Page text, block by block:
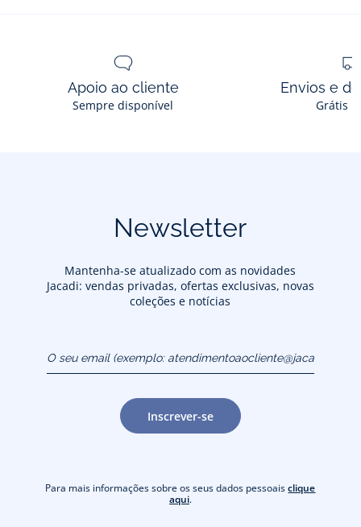
menina
Apoio ao cliente
Sempre disponível
Envios e
Grátis
Newsletter
Mantenha-se atualizado com as novidades
Jacadi: vendas privadas, ofertas exclusivas, novas
coleções e notícias
atendimentoaocliente@jacadi.pt)
Inscrever-se
Para mais informações sobre os seus dados pessoaisclique
aqui.